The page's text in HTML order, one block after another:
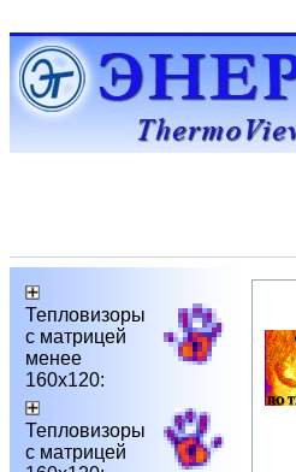
Тепловизоры
с матрицей
менее
160х120:
Тепловизоры
с матрицей